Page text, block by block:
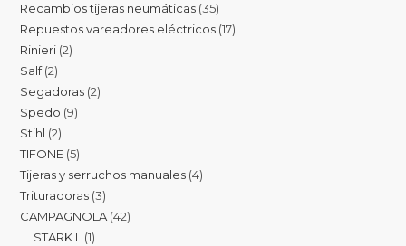
Recambios tijeras neumáticas 35
Repuestos vareadores eléctricos 17
Rinieri 2
Salf 2
Segadoras 2
Spedo 9
Stihl 2
TIFONE 5
Tijeras y serruchos manuales 4
Trituradoras 3
CAMPAGNOLA 42
STARK L 1